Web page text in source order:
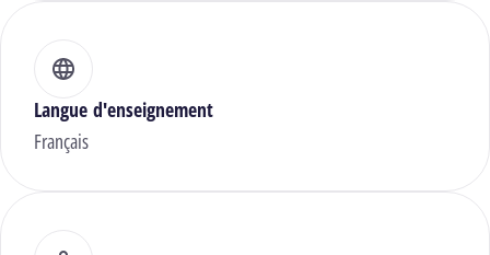
Langue d'enseignement
Français